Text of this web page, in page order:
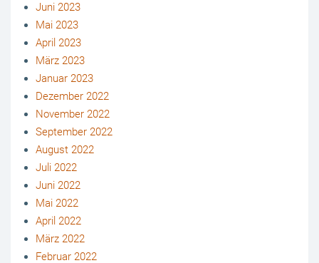
Juni 2023
Mai 2023
April 2023
März 2023
Januar 2023
Dezember 2022
November 2022
September 2022
August 2022
Juli 2022
Juni 2022
Mai 2022
April 2022
März 2022
Februar 2022